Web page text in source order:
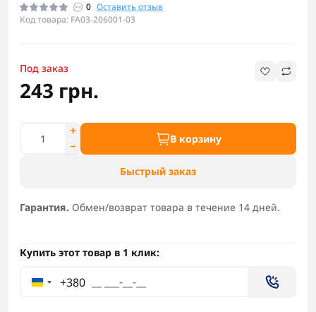
0 Оставить отзыв
Код товара: FA03-206001-03
Под заказ
243 грн.
В корзину
Быстрый заказ
Гарантия. Обмен/возврат товара в течение 14 дней.
Купить этот товар в 1 клик:
+380